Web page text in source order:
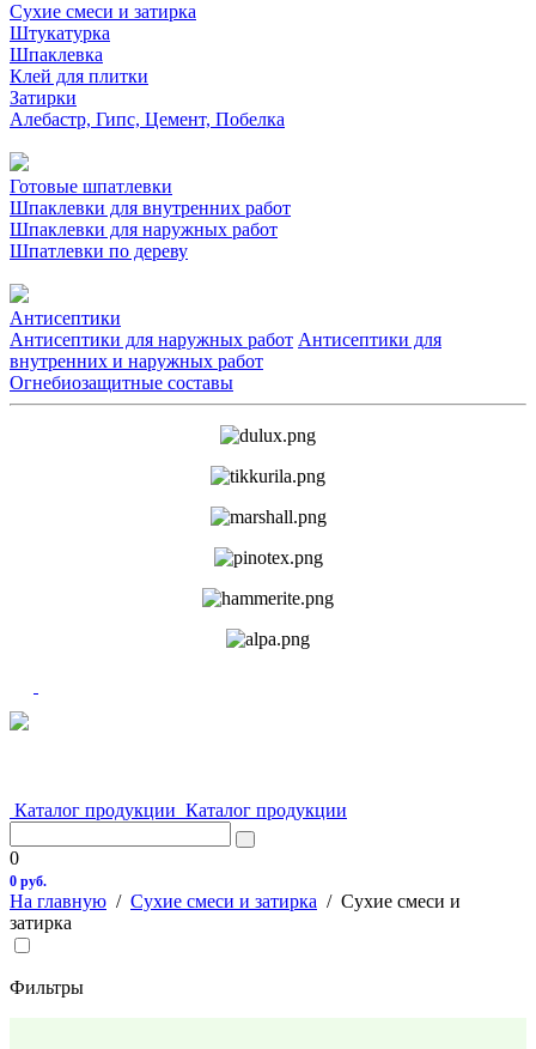
Сухие смеси и затирка
Штукатурка
Шпаклевка
Клей для плитки
Затирки
Алебастр, Гипс, Цемент, Побелка
Готовые шпатлевки
Шпаклевки для внутренних работ
Шпаклевки для наружных работ
Шпатлевки по дереву
Антисептики
Антисептики для наружных работ Антисептики для
внутренних и наружных работ
Огнебиозащитные составы
Каталог продукции Каталог продукции
0
0 руб.
На главную / Сухие смеси и затирка / Сухие смеси и
затирка
Фильтры